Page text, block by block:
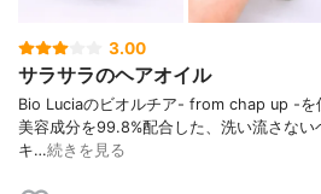
3.00
サラサラのヘアオイル
Bio Luciaのビオルチア- from chap up -を
美容成分を99.8%配合した、洗い流さな
キ…続きを見る